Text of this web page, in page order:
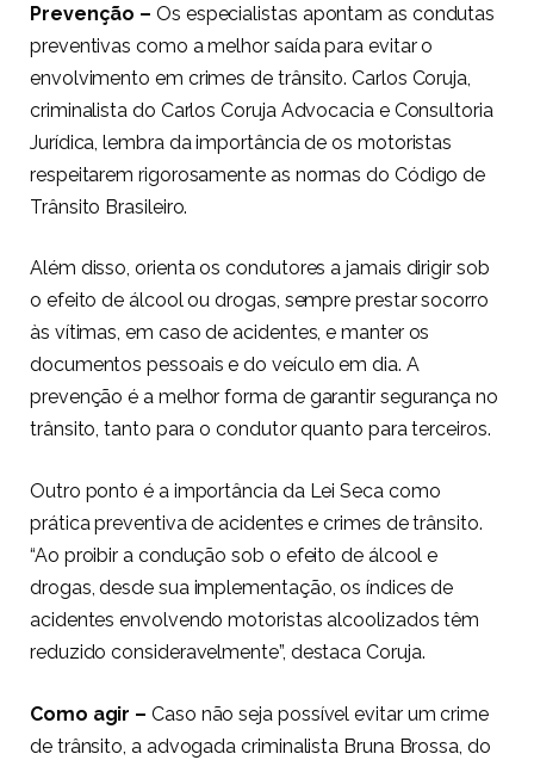
Prevenção –Os especialistas apontam as condutas
preventivas como a melhor saída para evitar o
envolvimento em crimes de trânsito. Carlos Coruja,
criminalista do Carlos Coruja Advocacia e Consultoria
Jurídica, lembra da importância de os motoristas
respeitarem rigorosamente as normas do Código de
Trânsito Brasileiro.
Além disso, orienta os condutores a jamais dirigir sob
o efeito de álcool ou drogas, sempre prestar socorro
às vítimas, em caso de acidentes, e manter os
documentos pessoais e do veículo em dia. A
prevenção é a melhor forma de garantir segurança no
trânsito, tanto para o condutor quanto para terceiros.
Outro ponto é a importância da Lei Seca como
prática preventiva de acidentes e crimes de trânsito.
“Ao proibir a condução sob o efeito de álcool e
drogas, desde sua implementação, os índices de
acidentes envolvendo motoristas alcoolizados têm
reduzido consideravelmente”, destaca Coruja.
Como agir –Caso não seja possível evitar um crime
de trânsito, a advogada criminalista Bruna Brossa, do